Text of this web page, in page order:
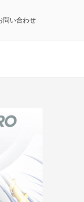
問い合わせ